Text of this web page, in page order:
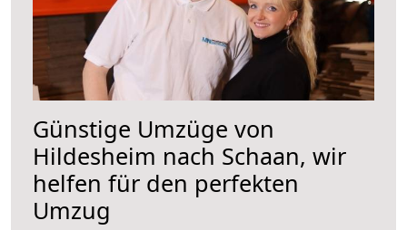
Günstige Umzüge von
Hildesheim nach Schaan, wir
helfen für den perfekten
Umzug